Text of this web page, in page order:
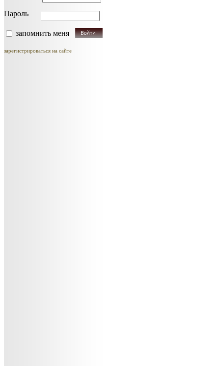
Пароль
запомнить меня
зарегистрироваться на сайте